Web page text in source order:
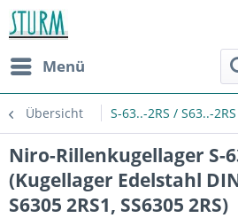
Menü
Übersicht S-63..-2RS / S63..-2RS
Niro-Rillenkugellager S-
(Kugellager Edelstahl
S6305 2RS1, SS6305 2RS)